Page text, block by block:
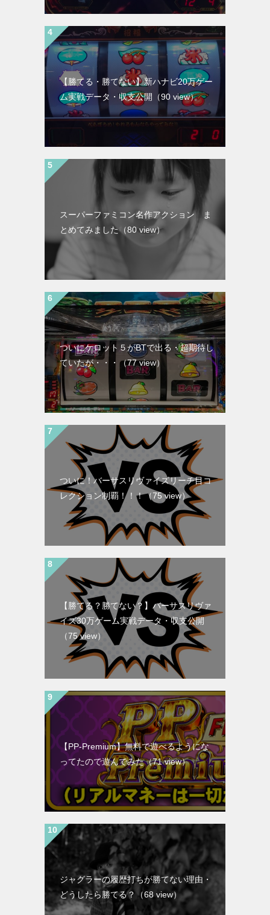
【勝てる・勝てない】新ハナビ20万ゲー
ム実戦データ・収支公開
（90 view）
スーパーファミコン名作アクション ま
とめてみました（80 view）
ついにケロット５がBTで出る・超期待し
ていたが・・・ （77 view）
ついに！バーサスリヴァイズリーチ目コ
レクション制覇！！！（75 view）
【勝てる？勝てない？】バーサスリヴァ
イズ30万ゲーム実戦データ・収支公開
（75 view）
【PP-Premium】無料で遊べるようにな
ってたので遊んでみた（71 view）
ジャグラーの履歴打ちが勝てない理由・
どうしたら勝てる？ （68 view）